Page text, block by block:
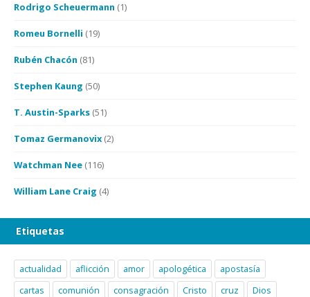
Rodrigo Scheuermann (1)
Romeu Bornelli (19)
Rubén Chacón (81)
Stephen Kaung (50)
T. Austin-Sparks (51)
Tomaz Germanovix (2)
Watchman Nee (116)
William Lane Craig (4)
Etiquetas
actualidad aflicción amor apologética
apostasía
cartas
comunión consagración Cristo cruz
Dios